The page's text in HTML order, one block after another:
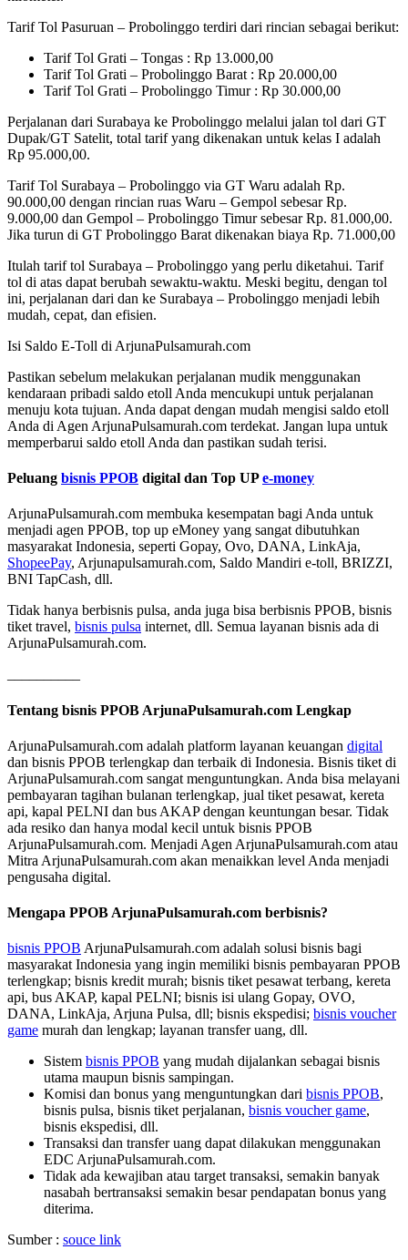
Tarif Tol Pasuruan – Probolinggo terdiri dari rincian sebagai berikut:
Tarif Tol Grati – Tongas : Rp 13.000,00
Tarif Tol Grati – Probolinggo Barat : Rp 20.000,00
Tarif Tol Grati – Probolinggo Timur : Rp 30.000,00
Perjalanan dari Surabaya ke Probolinggo melalui jalan tol dari GT
Dupak/GT Satelit, total tarif yang dikenakan untuk kelas I adalah
Rp 95.000,00.
Tarif Tol Surabaya – Probolinggo via GT Waru adalah Rp.
90.000,00 dengan rincian ruas Waru – Gempol sebesar Rp.
9.000,00 dan Gempol – Probolinggo Timur sebesar Rp. 81.000,00.
Jika turun di GT Probolinggo Barat dikenakan biaya Rp. 71.000,00
Itulah tarif tol Surabaya – Probolinggo yang perlu diketahui. Tarif
tol di atas dapat berubah sewaktu-waktu. Meski begitu, dengan tol
ini, perjalanan dari dan ke Surabaya – Probolinggo menjadi lebih
mudah, cepat, dan efisien.
Isi Saldo E-Toll di ArjunaPulsamurah.com
Pastikan sebelum melakukan perjalanan mudik menggunakan
kendaraan pribadi saldo etoll Anda mencukupi untuk perjalanan
menuju kota tujuan. Anda dapat dengan mudah mengisi saldo etoll
Anda di Agen ArjunaPulsamurah.com terdekat. Jangan lupa untuk
memperbarui saldo etoll Anda dan pastikan sudah terisi.
Peluang bisnis PPOB digital dan Top UPe-money
ArjunaPulsamurah.com membuka kesempatan bagi Anda untuk
menjadi agen PPOB, top up eMoney yang sangat dibutuhkan
masyarakat Indonesia, seperti Gopay, Ovo, DANA, LinkAja,
ShopeePay, Arjunapulsamurah.com, Saldo Mandiri e-toll, BRIZZI,
BNI TapCash, dll.
Tidak hanya berbisnis pulsa, anda juga bisa berbisnis PPOB, bisnis
tiket travel, bisnis pulsa internet, dll. Semua layanan bisnis ada di
ArjunaPulsamurah.com.
Tentang bisnis PPOB ArjunaPulsamurah.com Lengkap
ArjunaPulsamurah.com adalah platform layanan keuangan digital
dan bisnis PPOB terlengkap dan terbaik di Indonesia. Bisnis tiket di
ArjunaPulsamurah.com sangat menguntungkan. Anda bisa melayani
pembayaran tagihan bulanan terlengkap, jual tiket pesawat, kereta
api, kapal PELNI dan bus AKAP dengan keuntungan besar. Tidak
ada resiko dan hanya modal kecil untuk bisnis PPOB
ArjunaPulsamurah.com. Menjadi Agen ArjunaPulsamurah.com atau
Mitra ArjunaPulsamurah.com akan menaikkan level Anda menjadi
pengusaha digital.
Mengapa PPOB ArjunaPulsamurah.com berbisnis?
bisnis PPOB ArjunaPulsamurah.com adalah solusi bisnis bagi
masyarakat Indonesia yang ingin memiliki bisnis pembayaran PPOB
terlengkap; bisnis kredit murah; bisnis tiket pesawat terbang, kereta
api, bus AKAP, kapal PELNI; bisnis isi ulang Gopay, OVO,
DANA, LinkAja, Arjuna Pulsa, dll; bisnis ekspedisi; bisnis voucher
game murah dan lengkap; layanan transfer uang, dll.
Sistem bisnis PPOB yang mudah dijalankan sebagai bisnis
utama maupun bisnis sampingan.
Komisi dan bonus yang menguntungkan dari bisnis PPOB,
bisnis pulsa, bisnis tiket perjalanan, bisnis voucher game,
bisnis ekspedisi, dll.
Transaksi dan transfer uang dapat dilakukan menggunakan
EDC ArjunaPulsamurah.com.
Tidak ada kewajiban atau target transaksi, semakin banyak
nasabah bertransaksi semakin besar pendapatan bonus yang
diterima.
Sumber : souce link